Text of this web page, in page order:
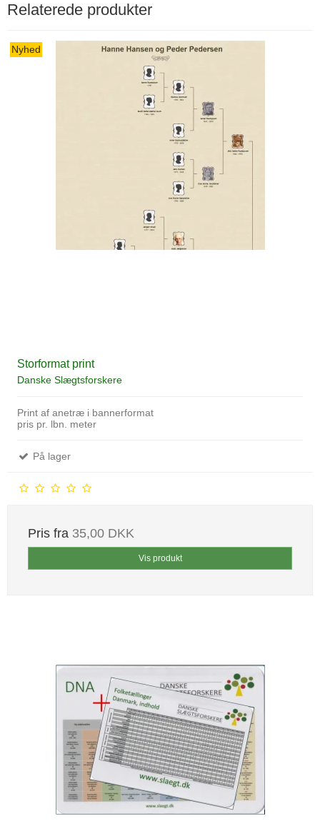
Relaterede produkter
Nyhed
Storformat print
Danske Slægtsforskere
Print af anetræ i bannerformat
pris pr. lbn. meter
På lager
Pris fra 35,00 DKK
Vis produkt